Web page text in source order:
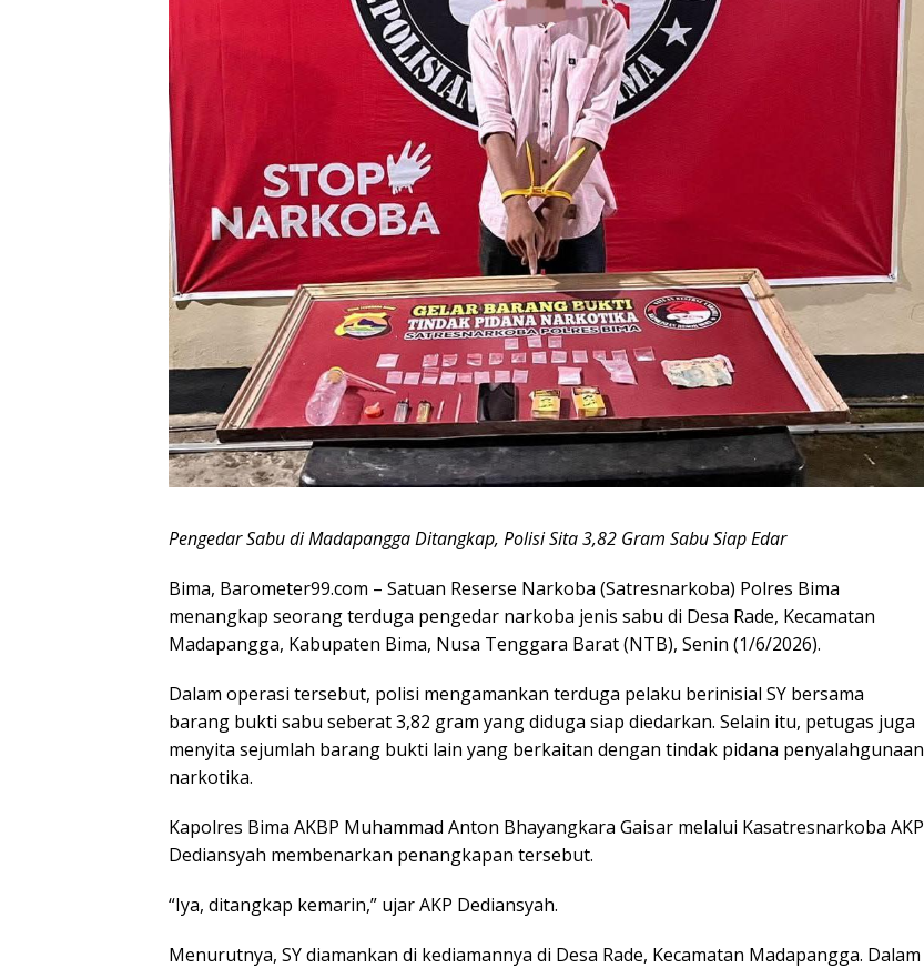
Pengedar Sabu di Madapangga Ditangkap, Polisi Sita 3,82 Gram Sabu Siap Edar
Bima, Barometer99.com – Satuan Reserse Narkoba (Satresnarkoba) Polres Bima
menangkap seorang terduga pengedar narkoba jenis sabu di Desa Rade, Kecamatan
Madapangga, Kabupaten Bima, Nusa Tenggara Barat (NTB), Senin (1/6/2026).
Dalam operasi tersebut, polisi mengamankan terduga pelaku berinisial SY bersama
barang bukti sabu seberat 3,82 gram yang diduga siap diedarkan. Selain itu, petugas juga
menyita sejumlah barang bukti lain yang berkaitan dengan tindak pidana penyalahgunaan
narkotika.
Kapolres Bima AKBP Muhammad Anton Bhayangkara Gaisar melalui Kasatresnarkoba AKP
Dediansyah membenarkan penangkapan tersebut.
“Iya, ditangkap kemarin,” ujar AKP Dediansyah.
Menurutnya, SY diamankan di kediamannya di Desa Rade, Kecamatan Madapangga. Dalam